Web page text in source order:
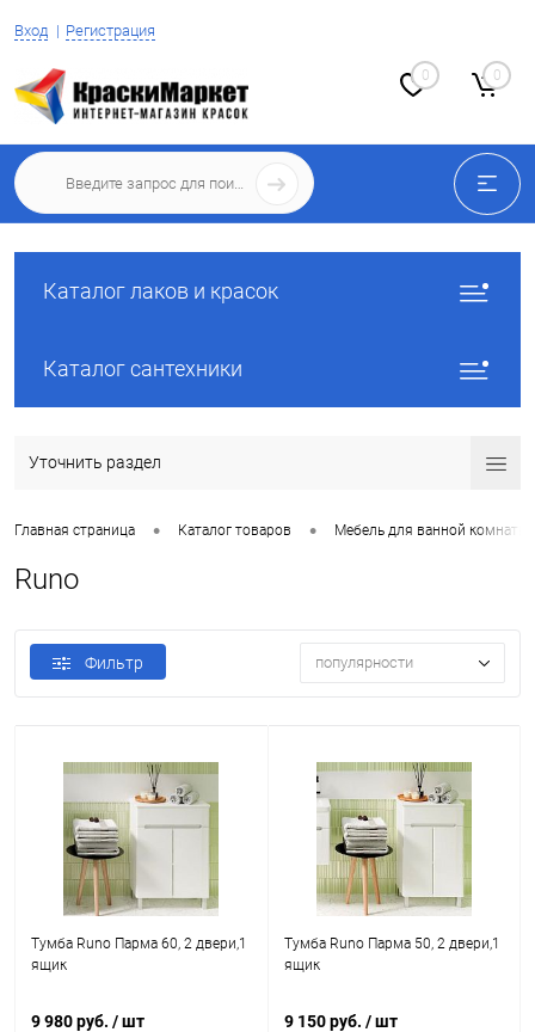
Вход Регистрация
0 0
Каталог лаков и красок
Каталог сантехники
Уточнить раздел
Главная страница • Каталог товаров • Мебель для ванной комнаты
Runo
Фильтр популярности
Тумба Runo Парма 60, 2 двери,1
ящик
9 980 руб. / шт
Тумба Runo Парма 50, 2 двери,1
ящик
9 150 руб. / шт